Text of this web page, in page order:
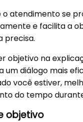
o atendimento se
e facilita a
precisa.
objetivo na
um diálogo mais
você estiver,
do tempo
objetivo